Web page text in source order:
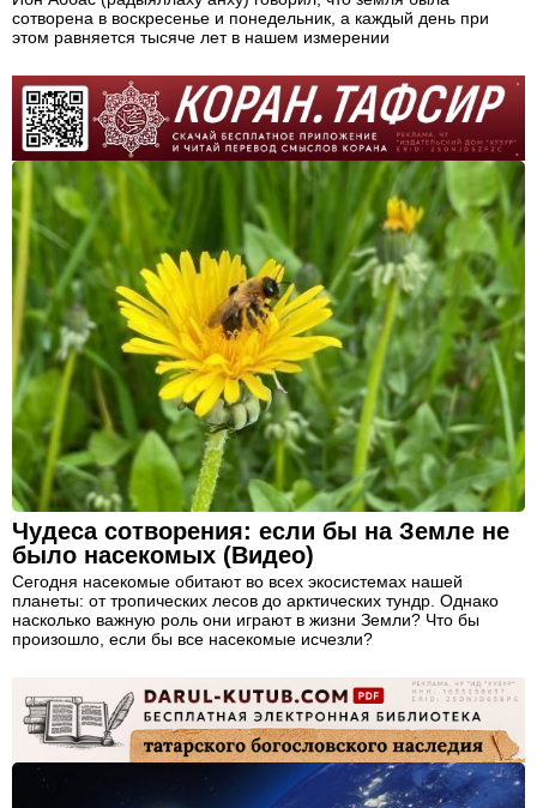
сотворена в воскресенье и понедельник, а каждый день при
этом равняется тысяче лет в нашем измерении
Чудеса сотворения: если бы на Земле не
было насекомых (Видео)
Сегодня насекомые обитают во всех экосистемах нашей
планеты: от тропических лесов до арктических тундр. Однако
насколько важную роль они играют в жизни Земли? Что бы
произошло, если бы все насекомые исчезли?